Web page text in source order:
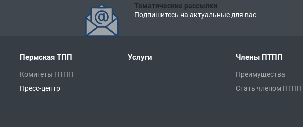
Тематические рассылки
Подпишитесь на актуальные для вас
Пермская ТПП
Комитеты ПТПП
Пресс-центр
Услуги Члены ПТПП
Преимущества
Стать членом ПТПП